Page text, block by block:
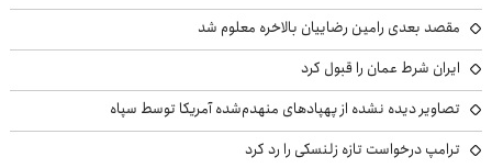
مقصد بعدی رامین رضاییان بالاخره معلوم شد
ایران شرط عمان را قبول کرد
تصاویر دیده نشده از پهپادهای منهدم‌شده آمریکا توسط سپاه
ترامپ درخواست تازه زلنسکی را رد کرد